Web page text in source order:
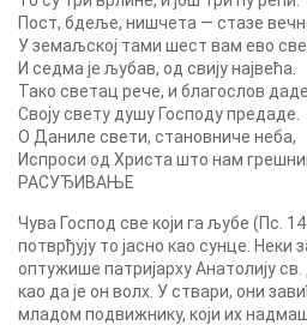
Пост, бдеље, нишчета — стазе
У земаљској тами шест вам ево
И седма је љубав, од свију највећа.
Тако светац рече, и благослов
Своју свету душу Господу предаде.
O Даниле свети, становниче неба,
Испроси од Христа што нам
РАСУЂИВАЊЕ
Чува Господ све који га љубе (Пс.
потврђују то јасно као сунце.
оптужише патријарху Анатолију
као да је он волх. У ствари, они
младом подвижнику, који их